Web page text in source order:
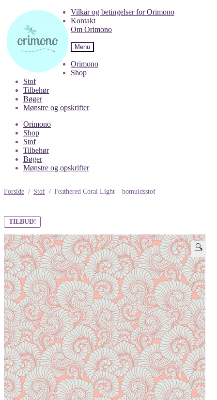
Spring
navigation
Spring
indhold
Vilkår og betingelser for Orimono
Kontakt
Om Orimono
Menu
Orimono
Shop
Stof
Tilbehør
Bøger
Mønstre og opskrifter
Orimono
Shop
Stof
Tilbehør
Bøger
Mønstre og opskrifter
Forside / Stof / Feathered Coral Light – bomuldsstof
TILBUD!
🔍